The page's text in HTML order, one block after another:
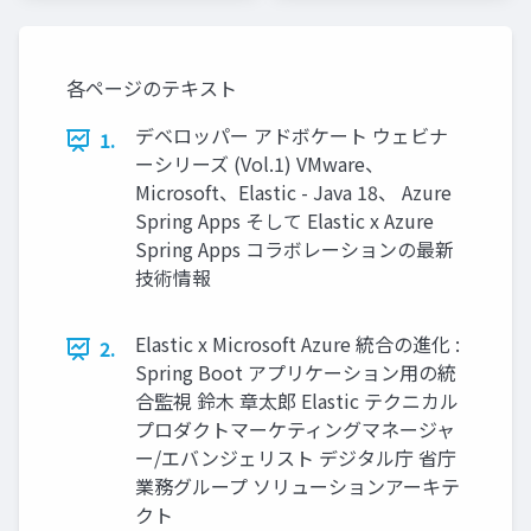
各ページのテキスト
1.
デベロッパー アドボケート ウェビナ
ーシリーズ (Vol.1) VMware、
Microsoft、Elastic - Java 18、 Azure
Spring Apps そして Elastic x Azure
Spring Apps コラボレーションの最新
技術情報
2.
Elastic x Microsoft Azure 統合の進化 :
Spring Boot アプリケーション⽤の統
合監視 鈴⽊ 章太郎 Elastic テクニカル
プロダクトマーケティングマネージャ
ー/エバンジェリスト デジタル庁 省庁
業務グループ ソリューションアーキテ
クト